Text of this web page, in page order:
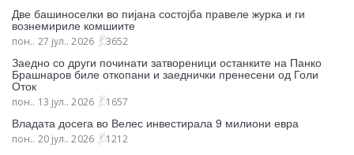
Две башиноселки во пијана состојба правеле журка и ги
вознемириле комшиите
пон.. 27 јул.. 2026 3652
Заедно со други починати затвореници останките на Панко
Брашнаров биле откопани и заеднички пренесени од Голи
Оток
пон.. 13 јул.. 2026 1657
Владата досега во Велес инвестирала 9 милиони евра
пон.. 20 јул.. 2026 1212